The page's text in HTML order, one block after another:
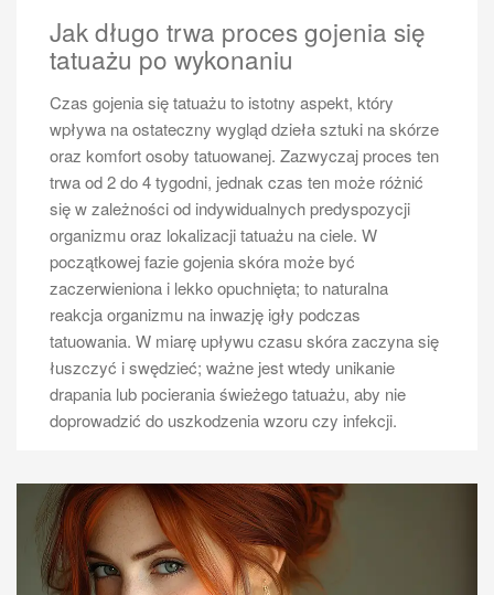
Jak długo trwa proces gojenia się
tatuażu po wykonaniu
Czas gojenia się tatuażu to istotny aspekt, który
wpływa na ostateczny wygląd dzieła sztuki na skórze
oraz komfort osoby tatuowanej. Zazwyczaj proces ten
trwa od 2 do 4 tygodni, jednak czas ten może różnić
się w zależności od indywidualnych predyspozycji
organizmu oraz lokalizacji tatuażu na ciele. W
początkowej fazie gojenia skóra może być
zaczerwieniona i lekko opuchnięta; to naturalna
reakcja organizmu na inwazję igły podczas
tatuowania. W miarę upływu czasu skóra zaczyna się
łuszczyć i swędzieć; ważne jest wtedy unikanie
drapania lub pocierania świeżego tatuażu, aby nie
doprowadzić do uszkodzenia wzoru czy infekcji.